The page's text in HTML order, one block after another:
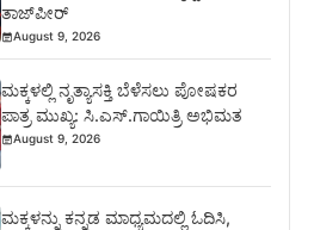
ತಾಜ್‌ಪೀರ್
August 9, 2026
ಮಕ್ಕಳಲ್ಲಿ ನೃತ್ಯಾಸಕ್ತಿ ಬೆಳೆಸಲು ಪೋಷಕರ
ಪಾತ್ರ ಮುಖ್ಯ: ಸಿ.ಎಸ್.ಗಾಯಿತ್ರಿ ಅಭಿಮತ
August 9, 2026
ಮಕ್ಕಳನ್ನು ಕನ್ನಡ ಮಾಧ್ಯಮದಲ್ಲಿ ಓದಿಸಿ,